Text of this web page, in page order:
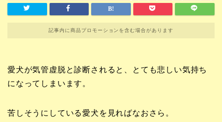
記事内に商品プロモーションを含む場合があります
愛犬が気管虚脱と診断されると、とても悲しい気持ち
になってしまいます。
苦しそうにしている愛犬を見ればなおさら。